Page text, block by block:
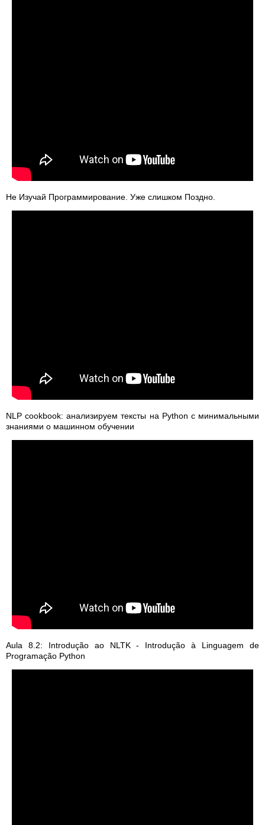
Не Изучай Программирование. Уже слишком Поздно.
NLP cookbook: анализируем тексты на Python с минимальными
знаниями о машинном обучении
Aula 8.2: Introdução ao NLTK - Introdução à Linguagem de
Programação Python